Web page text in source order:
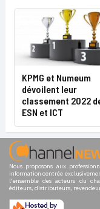
KPMG et Numeum
dévoilent leur
classement 2022
ESN et ICT
Nous proposons aux
information centrée
l'ensemble des acteurs du
éditeurs, distributeurs,